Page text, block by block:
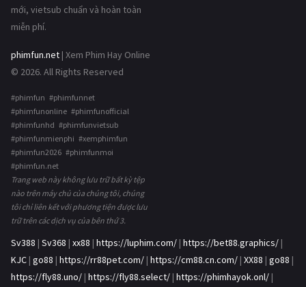
mới, vietsub chuẩn và hoàn toàn
miễn phí.
phimfun.net | Xem Phim Hay Online
© 2026. All Rights Reserved
#phimfun #phimfunnet
#phimfunonline #phimfunofficial
#phimfunhd #phimfunvietsub
#phimfunmienphi #xemphimfun
#phimfun2026 #phimfunmoi
#phimfun.net
Trang web này không lưu trữ bất kỳ tệp
nào trên máy chủ của chúng tôi, chúng
tôi chỉ liên kết với phương tiện được lưu
trữ trên các dịch vụ của bên thứ 3.
Sv388 | Sv368 | xx88 | https://luphim.com/ | https://bet88.graphics/ |
KJC | go88 | https://rr88pet.com/ | https://cm88.cn.com/ | XX88 | go88 |
https://fly88.uno/ | https://fly88.select/ | https://phimhayok.onl/ |